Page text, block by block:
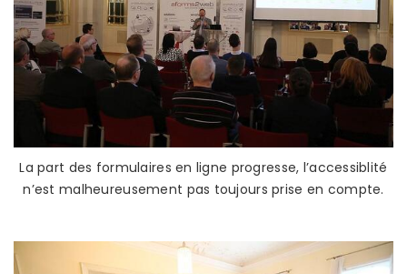
La part des formulaires en ligne progresse, l’accessiblité
n’est malheureusement pas toujours prise en compte.